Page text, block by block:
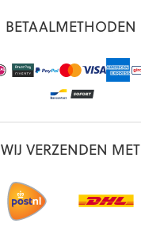
BETAALMETHODEN
WIJ VERZENDEN MET